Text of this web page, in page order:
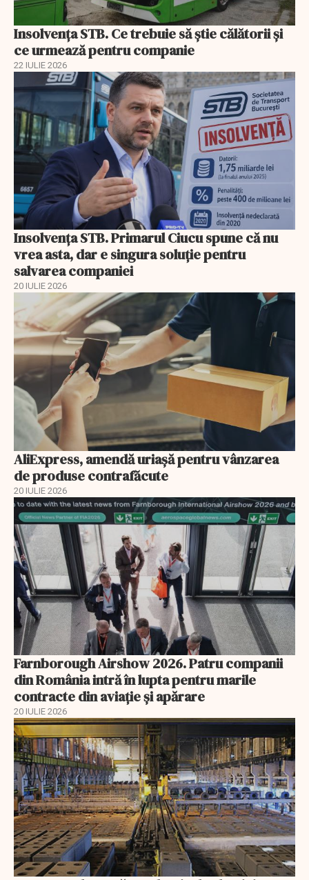
Insolvenţa STB. Ce trebuie să ştie călătorii şi
ce urmează pentru companie
22 IULIE 2026
Insolvenţa STB. Primarul Ciucu spune că nu
vrea asta, dar e singura soluţie pentru
salvarea companiei
20 IULIE 2026
AliExpress, amendă uriaşă pentru vânzarea
de produse contrafăcute
20 IULIE 2026
Farnborough Airshow 2026. Patru companii
din România intră în lupta pentru marile
contracte din aviație și apărare
20 IULIE 2026